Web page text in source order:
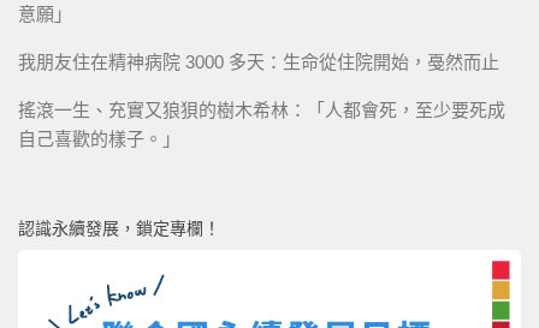
意願」
我朋友住在精神病院 3000 多天：生命從住院開始，戞然而止
搖滾一生、充實又狼狽的樹木希林：「人都會死，至少要死成
自己喜歡的樣子。」
認識永續發展，鎖定專欄！